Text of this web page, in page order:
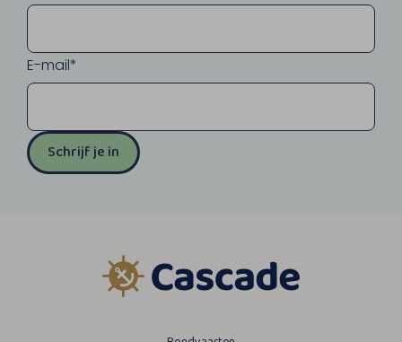
E-mail*
Schrijf je in